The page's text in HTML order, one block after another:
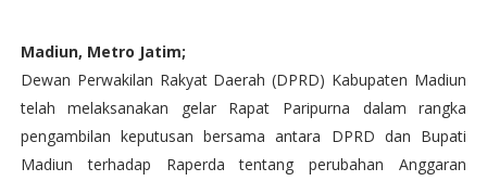
Madiun, Metro Jatim;
Dewan Perwakilan Rakyat Daerah (DPRD) Kabupaten Madiun
telah melaksanakan gelar Rapat Paripurna dalam rangka
pengambilan keputusan bersama antara DPRD dan Bupati
Madiun terhadap Raperda tentang perubahan Anggaran